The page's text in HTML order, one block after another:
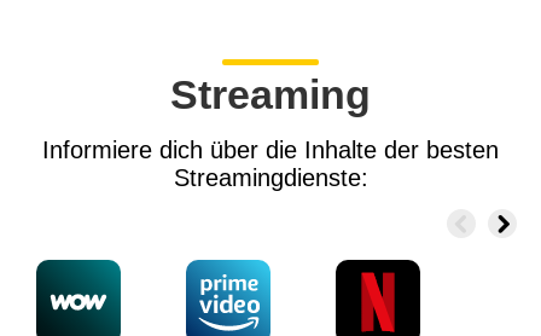
Streaming
Informiere dich über die Inhalte der besten
Streamingdienste: